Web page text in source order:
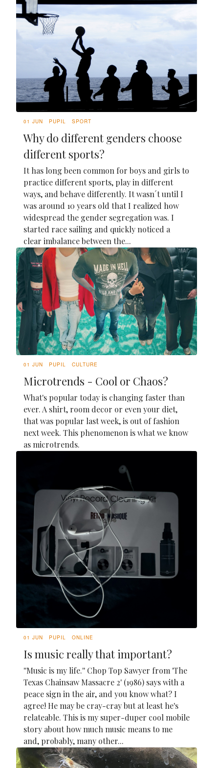
01 JUN PUPIL SPORT
Why do different genders choose
different sports?
It has long been common for boys and girls to
practice different sports, play in different
ways, and behave differently. It wasn´t until I
was around 10 years old that I realized how
widespread the gender segregation was. I
started race sailing and quickly noticed a
clear imbalance between the...
01 JUN PUPIL CULTURE
Microtrends - Cool or Chaos?
What's popular today is changing faster than
ever. A shirt, room decor or even your diet,
that was popular last week, is out of fashion
next week. This phenomenon is what we know
as microtrends.
01 JUN PUPIL ONLINE
Is music really that important?
''Music is my life.'' Chop Top Sawyer from 'The
Texas Chainsaw Massacre 2' (1986) says with a
peace sign in the air, and you know what? I
agree! He may be cray-cray but at least he's
relateable. This is my super-duper cool mobile
story about how much music means to me
and, probably, many other...